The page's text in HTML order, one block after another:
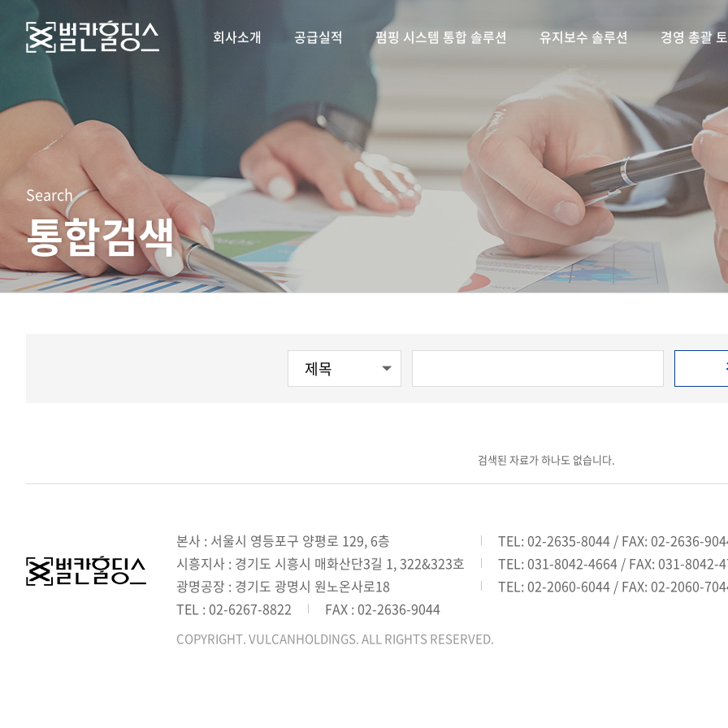
회사소개 공급실적 펌핑 시스템 통합 솔루션 유지보수 솔루션 경영 총괄
Search
통합검색
검색된 자료가 하나도 없습니다.
본사 : 서울시 영등포구 양평로 129, 6층
TEL: 02-2635-8044 / FAX: 02-2636-
시흥지사 : 경기도 시흥시 매화산단3길 1, 322&323호
TEL: 031-8042-4664 / FAX: 031-8042-
광명공장 : 경기도 광명시 원노온사로18
TEL: 02-2060-6044 / FAX: 02-2060-
TEL : 02-6267-8822
FAX : 02-2636-9044
COPYRIGHT. VULCANHOLDINGS. ALL RIGHTS RESERVED.